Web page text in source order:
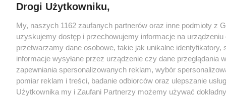
Drogi Użytkowniku,
My, naszych 1162 zaufanych partnerów oraz inne podmioty z
uzyskujemy dostęp i przechowujemy informacje na urządzeniu
przetwarzamy dane osobowe, takie jak unikalne identyfikatory,
informacje wysyłane przez urządzenie czy dane przeglądania
zapewniania spersonalizowanych reklam, wybór
pomiar reklam i treści, badanie odbiorców oraz ulepszanie
Użytkownika my i Zaufani Partnerzy możemy używać